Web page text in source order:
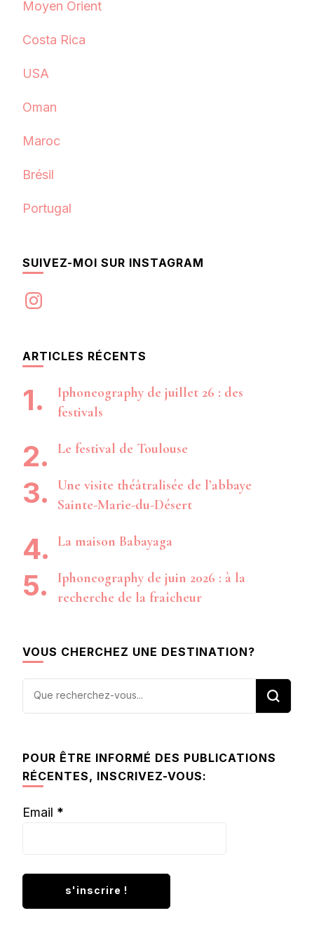
Moyen Orient
Costa Rica
USA
Oman
Maroc
Brésil
Portugal
SUIVEZ-MOI SUR INSTAGRAM
Instagram
ARTICLES RÉCENTS
Iphoneography de juillet 26 : des
festivals
Le festival de Toulouse
Une visite théâtralisée de l’abbaye
Sainte-Marie-du-Désert
La maison Babayaga
Iphoneography de juin 2026 : à la
recherche de la fraîcheur
VOUS CHERCHEZ UNE DESTINATION?
Vous
POUR ÊTRE INFORMÉ DES PUBLICATIONS
RÉCENTES, INSCRIVEZ-VOUS:
Email *